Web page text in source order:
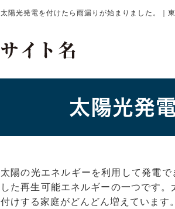
太陽光発電を付けたら雨漏りが始まりました。｜
太陽光発
太陽の光エネルギーを利用して発電
した再生可能エネルギーの一つです
付けする家庭がどんどん増えています